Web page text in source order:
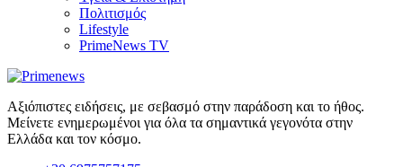
Πολιτισμός
Lifestyle
PrimeNews TV
Αξιόπιστες ειδήσεις, με σεβασμό στην παράδοση και το ήθος.
Μείνετε ενημερωμένοι για όλα τα σημαντικά γεγονότα στην
Ελλάδα και τον κόσμο.